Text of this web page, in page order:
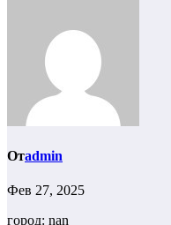
Отadmin
Фев 27, 2025
город: nan